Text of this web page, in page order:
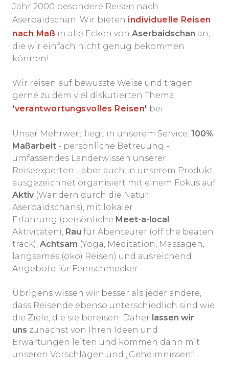
Jahr 2000 besondere Reisen nach
Aserbaidschan. Wir bieten individuelle Reisen
nach Maß in alle Ecken von Aserbaidschan an,
die wir einfach nicht genug bekommen
können!
Wir reisen auf bewusste Weise und tragen
gerne zu dem viel diskutierten Thema
'verantwortungsvolles Reisen' bei.
Unser Mehrwert liegt in unserem Service: 100%
Maßarbeit - persönliche Betreuung -
umfassendes Länderwissen unserer
Reiseexperten - aber auch in unserem Produkt:
ausgezeichnet organisiert mit einem Fokus auf
Aktiv (Wandern durch die Natur
Aserbaidschans), mit lokaler
Erfahrung (persönliche Meet-a-local -
Aktivitäten), Rau für Abenteurer (off the beaten
track), Achtsam (Yoga, Meditation, Massagen,
langsames (öko) Reisen) und ausreichend
Angebote für Feinschmecker.
Übrigens wissen wir besser als jeder andere,
dass Reisende ebenso unterschiedlich sind wie
die Ziele, die sie bereisen. Daher lassen wir
uns zunächst von Ihren Ideen und
Erwartungen leiten und kommen dann mit
unseren Vorschlägen und „Geheimnissen“.